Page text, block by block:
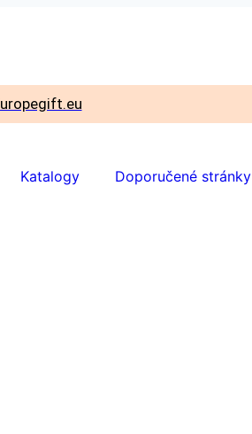
Katalogy Doporučené stránky